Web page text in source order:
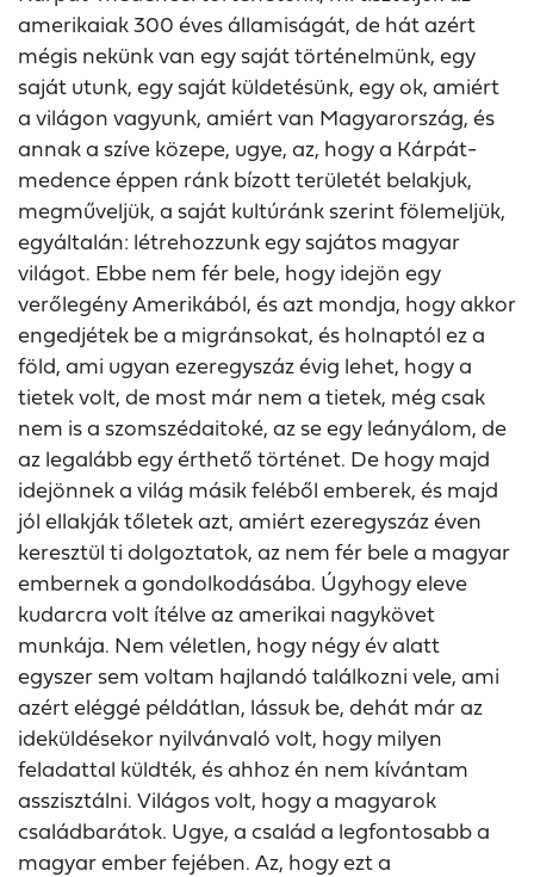
amerikaiak 300 éves államiságát, de hát azért
mégis nekünk van egy saját történelmünk, egy
saját utunk, egy saját küldetésünk, egy ok, amiért
a világon vagyunk, amiért van Magyarország, és
annak a szíve közepe, ugye, az, hogy a Kárpát-
medence éppen ránk bízott területét belakjuk,
megműveljük, a saját kultúránk szerint fölemeljük,
egyáltalán: létrehozzunk egy sajátos magyar
világot. Ebbe nem fér bele, hogy idejön egy
verőlegény Amerikából, és azt mondja, hogy akkor
engedjétek be a migránsokat, és holnaptól ez a
föld, ami ugyan ezeregyszáz évig lehet, hogy a
tietek volt, de most már nem a tietek, még csak
nem is a szomszédaitoké, az se egy leányálom, de
az legalább egy érthető történet. De hogy majd
idejönnek a világ másik feléből emberek, és majd
jól ellakják tőletek azt, amiért ezeregyszáz éven
keresztül ti dolgoztatok, az nem fér bele a magyar
embernek a gondolkodásába. Úgyhogy eleve
kudarcra volt ítélve az amerikai nagykövet
munkája. Nem véletlen, hogy négy év alatt
egyszer sem voltam hajlandó találkozni vele, ami
azért eléggé példátlan, lássuk be, dehát már az
ideküldésekor nyilvánvaló volt, hogy milyen
feladattal küldték, és ahhoz én nem kívántam
asszisztálni. Világos volt, hogy a magyarok
családbarátok. Ugye, a család a legfontosabb a
magyar ember fejében. Az, hogy ezt a